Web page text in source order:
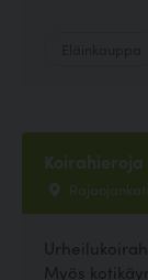
Koirahieroja
Myös